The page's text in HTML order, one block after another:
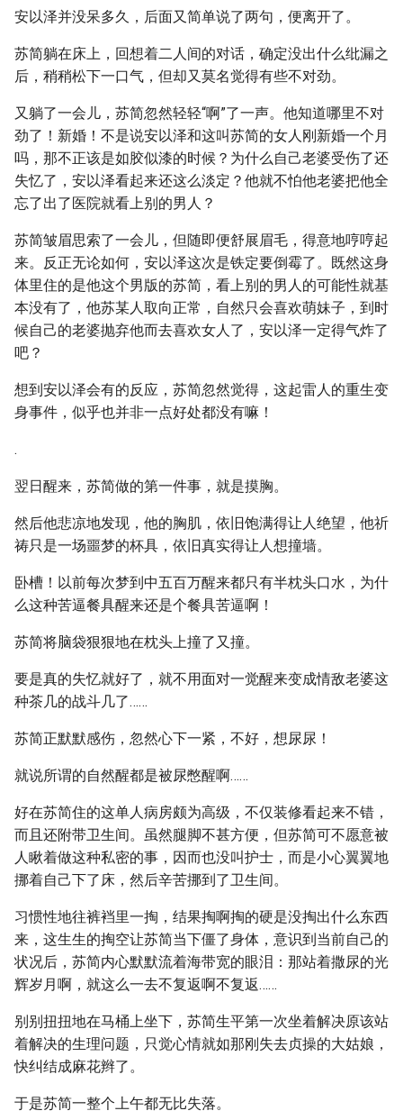
安以泽并没呆多久，后面又简单说了两句，便离开了。
苏简躺在床上，回想着二人间的对话，确定没出什么纰漏之
后，稍稍松下一口气，但却又莫名觉得有些不对劲。
又躺了一会儿，苏简忽然轻轻“啊”了一声。他知道哪里不对
劲了！新婚！不是说安以泽和这叫苏简的女人刚新婚一个月
吗，那不正该是如胶似漆的时候？为什么自己老婆受伤了还
失忆了，安以泽看起来还这么淡定？他就不怕他老婆把他全
忘了出了医院就看上别的男人？
苏简皱眉思索了一会儿，但随即便舒展眉毛，得意地哼哼起
来。反正无论如何，安以泽这次是铁定要倒霉了。既然这身
体里住的是他这个男版的苏简，看上别的男人的可能性就基
本没有了，他苏某人取向正常，自然只会喜欢萌妹子，到时
候自己的老婆抛弃他而去喜欢女人了，安以泽一定得气炸了
吧？
想到安以泽会有的反应，苏简忽然觉得，这起雷人的重生变
身事件，似乎也并非一点好处都没有嘛！
.
翌日醒来，苏简做的第一件事，就是摸胸。
然后他悲凉地发现，他的胸肌，依旧饱满得让人绝望，他祈
祷只是一场噩梦的杯具，依旧真实得让人想撞墙。
卧槽！以前每次梦到中五百万醒来都只有半枕头口水，为什
么这种苦逼餐具醒来还是个餐具苦逼啊！
苏简将脑袋狠狠地在枕头上撞了又撞。
要是真的失忆就好了，就不用面对一觉醒来变成情敌老婆这
种茶几的战斗几了……
苏简正默默感伤，忽然心下一紧，不好，想尿尿！
就说所谓的自然醒都是被尿憋醒啊……
好在苏简住的这单人病房颇为高级，不仅装修看起来不错，
而且还附带卫生间。虽然腿脚不甚方便，但苏简可不愿意被
人瞅着做这种私密的事，因而也没叫护士，而是小心翼翼地
挪着自己下了床，然后辛苦挪到了卫生间。
习惯性地往裤裆里一掏，结果掏啊掏的硬是没掏出什么东西
来，这生生的掏空让苏简当下僵了身体，意识到当前自己的
状况后，苏简内心默默流着海带宽的眼泪：那站着撒尿的光
辉岁月啊，就这么一去不复返啊不复返……
别别扭扭地在马桶上坐下，苏简生平第一次坐着解决原该站
着解决的生理问题，只觉心情就如那刚失去贞操的大姑娘，
快纠结成麻花辫了。
于是苏简一整个上午都无比失落。